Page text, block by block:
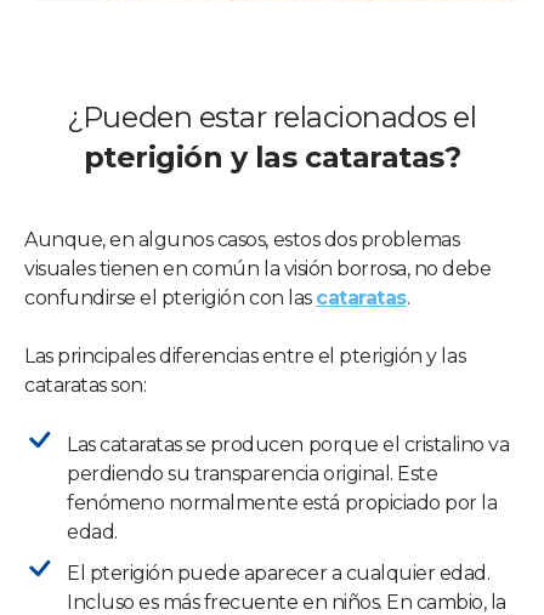
¿Pueden estar relacionados el
pterigión y las cataratas?
Aunque, en algunos casos, estos dos problemas
visuales tienen en común la visión borrosa, no debe
confundirse el pterigión con las cataratas.
Las principales diferencias entre el pterigión y las
cataratas son:
Las cataratas se producen porque el cristalino va
perdiendo su transparencia original. Este
fenómeno normalmente está propiciado por la
edad.
El pterigión puede aparecer a cualquier edad.
Incluso es más frecuente en niños. En cambio, la